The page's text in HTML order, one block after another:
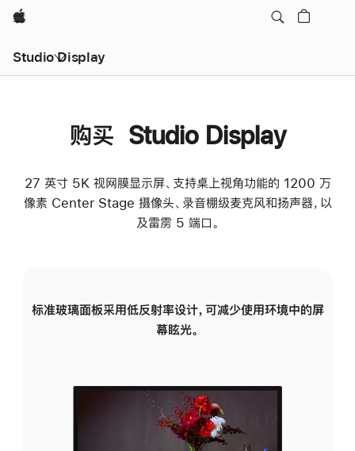
Apple
Studio Display
购买 Studio Display
27 英寸 5K 视网膜显示屏、支持桌上视角功能的 1200 万
像素 Center Stage 摄像头、录音棚级麦克风和扬声器，以
及雷雳 5 端口。
标准玻璃面板采用低反射率设计，可减少使用环境中的屏
幕眩光。